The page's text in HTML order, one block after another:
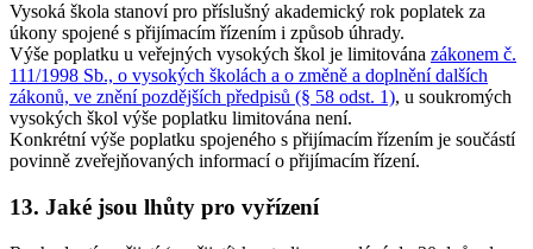
Vysoká škola stanoví pro příslušný akademický rok poplatek za
úkony spojené s přijímacím řízením i způsob úhrady.
Výše poplatku u veřejných vysokých škol je limitována zákonem č.
111/1998 Sb., o vysokých školách a o změně a doplnění dalších
zákonů, ve znění pozdějších předpisů (§ 58 odst. 1), u soukromých
vysokých škol výše poplatku limitována není.
Konkrétní výše poplatku spojeného s přijímacím řízením je součástí
povinně zveřejňovaných informací o přijímacím řízení.
13. Jaké jsou lhůty pro vyřízení